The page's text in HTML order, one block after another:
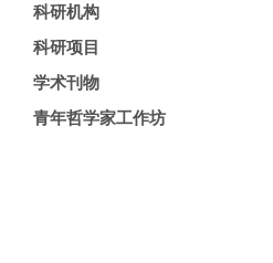
科研机构
科研项目
学术刊物
青年哲学家工作坊